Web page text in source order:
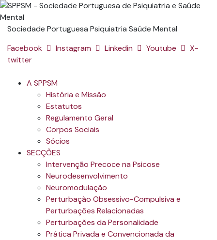
Sociedade Portuguesa Psiquiatria Saúde Mental
Facebook
Instagram Linkedin Youtube
X-
twitter
A SPPSM
História e Missão
Estatutos
Regulamento Geral
Corpos Sociais
Sócios
SECÇÕES
Intervenção Precoce na Psicose
Neurodesenvolvimento
Neuromodulação
Perturbação Obsessivo-Compulsiva e
Perturbações Relacionadas
Perturbações da Personalidade
Prática Privada e Convencionada da